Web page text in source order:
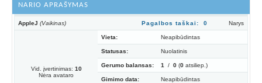
NARIO APRAŠYMAS
AppleJ (Vaikinas) Pagalbos taškai: 0 Narys
Vid. įvertinimas: 10
Nėra avataro
Vieta: Neapibūdintas
Statusas: Nuolatinis
Gerumo balansas: 1 / 0 (0 atsiliep.)
Gimimo data: Neapibūdintas